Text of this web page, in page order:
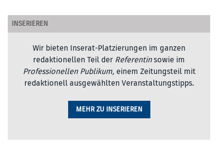
INSERIEREN
Wir bieten Inserat-Platzierungen im ganzen
redaktionellen Teil der Referentinsowie im
Professionellen Publikum, einem Zeitungsteil mit
redaktionell ausgewählten Veranstaltungstipps.
MEHR ZU INSERIEREN